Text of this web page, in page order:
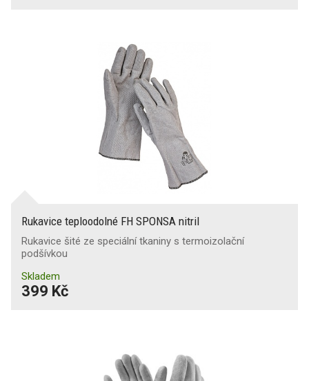
Rukavice teploodolné FH SPONSA nitril
Rukavice šité ze speciální tkaniny s termoizolační
podšívkou
Skladem
399 Kč